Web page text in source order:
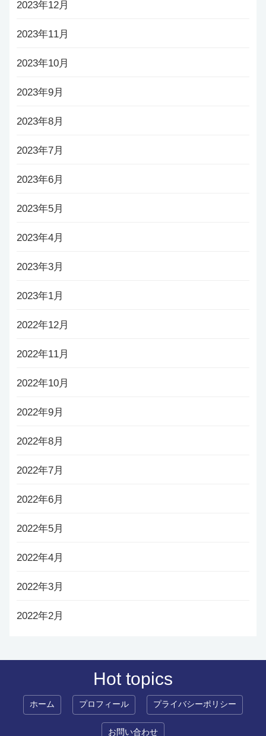
2023年12月
2023年11月
2023年10月
2023年9月
2023年8月
2023年7月
2023年6月
2023年5月
2023年4月
2023年3月
2023年1月
2022年12月
2022年11月
2022年10月
2022年9月
2022年8月
2022年7月
2022年6月
2022年5月
2022年4月
2022年3月
2022年2月
Hot topics
ホーム プロフィール プライバシーポリシー
お問い合わせ